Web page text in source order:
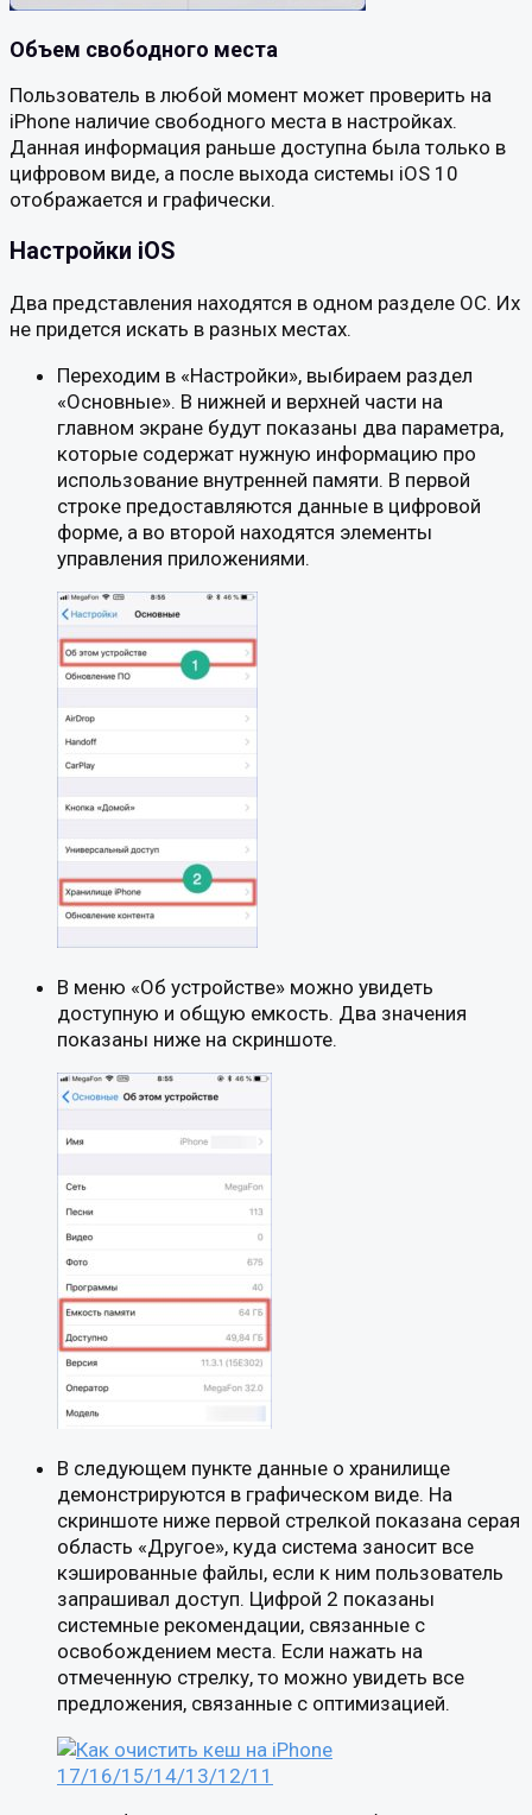
Объем свободного места
Пользователь в любой момент может проверить на
iPhone наличие свободного места в настройках.
Данная информация раньше доступна была только в
цифровом виде, а после выхода системы iOS 10
отображается и графически.
Настройки iOS
Два представления находятся в одном разделе ОС. Их
не придется искать в разных местах.
Переходим в «Настройки», выбираем раздел
«Основные». В нижней и верхней части на
главном экране будут показаны два параметра,
которые содержат нужную информацию про
использование внутренней памяти. В первой
строке предоставляются данные в цифровой
форме, а во второй находятся элементы
управления приложениями.
В меню «Об устройстве» можно увидеть
доступную и общую емкость. Два значения
показаны ниже на скриншоте.
В следующем пункте данные о хранилище
демонстрируются в графическом виде. На
скриншоте ниже первой стрелкой показана серая
область «Другое», куда система заносит все
кэшированные файлы, если к ним пользователь
запрашивал доступ. Цифрой 2 показаны
системные рекомендации, связанные с
освобождением места. Если нажать на
отмеченную стрелку, то можно увидеть все
предложения, связанные с оптимизацией.